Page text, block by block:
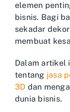
elemen
bisnis. Bagi
sekadar
membuat
Dalam artikel
tentang jasa
3D dan
dunia bisnis.